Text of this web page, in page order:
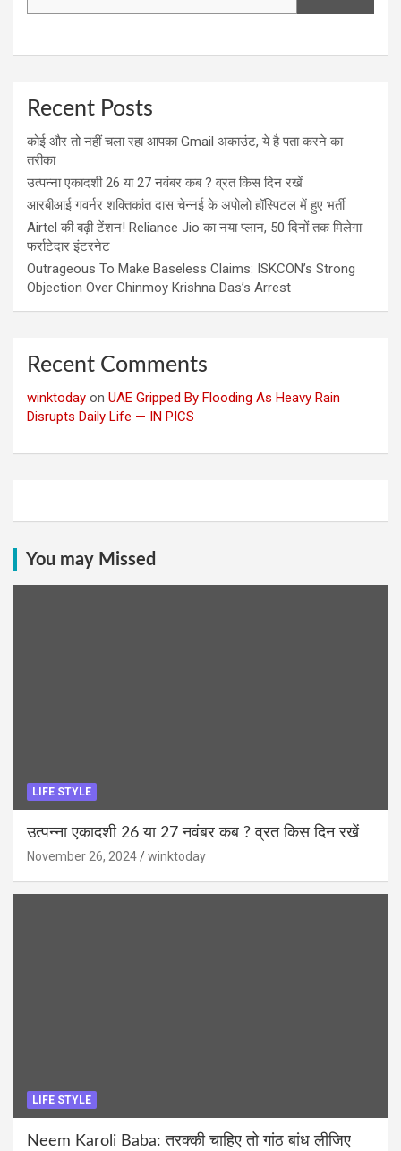
Recent Posts
कोई और तो नहीं चला रहा आपका Gmail अकाउंट, ये है पता करने का
तरीका
उत्पन्ना एकादशी 26 या 27 नवंबर कब ? व्रत किस दिन रखें
आरबीआई गवर्नर शक्तिकांत दास चेन्नई के अपोलो हॉस्पिटल में हुए भर्ती
Airtel की बढ़ी टेंशन! Reliance Jio का नया प्लान, 50 दिनों तक मिलेगा
फर्राटेदार इंटरनेट
Outrageous To Make Baseless Claims: ISKCON’s Strong
Objection Over Chinmoy Krishna Das’s Arrest
Recent Comments
winktoday on UAE Gripped By Flooding As Heavy Rain
Disrupts Daily Life — IN PICS
You may Missed
LIFE STYLE
उत्पन्ना एकादशी 26 या 27 नवंबर कब ? व्रत किस दिन रखें
November 26, 2024 winktoday
LIFE STYLE
Neem Karoli Baba: तरक्की चाहिए तो गांठ बांध लीजिए